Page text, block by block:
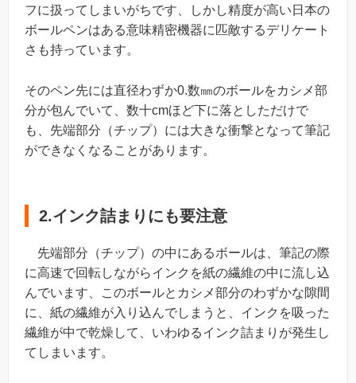
フに扱ってしまいがちです、しかし精度が高い日本の
ボールペンはある意味精密機器に匹敵するデリケート
さも持っています。
そのペン先には直径わずか0.数㎜のボールをカシメ部
分が包んでいて、数十cmほど下に落としただけで
も、先端部分（チップ）には大きな衝撃となって筆記
ができなくなることがあります。
2.インク詰まりにも要注意
先端部分（チップ）の中にあるボールは、筆記の際
に高速で回転しながらインクを紙の繊維の中に流し込
んでいます、このボールとカシメ部分のわずかな隙間
に、紙の繊維が入り込んでしまうと、インクを吸った
繊維が中で乾燥して、いわゆるインク詰まりが発生し
てしまいます。